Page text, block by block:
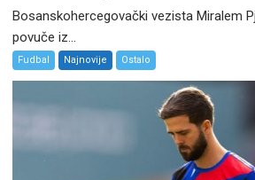
Bosanskohercegovački vezista Miralem
povuče iz...
Fudbal Najnovije Ostalo